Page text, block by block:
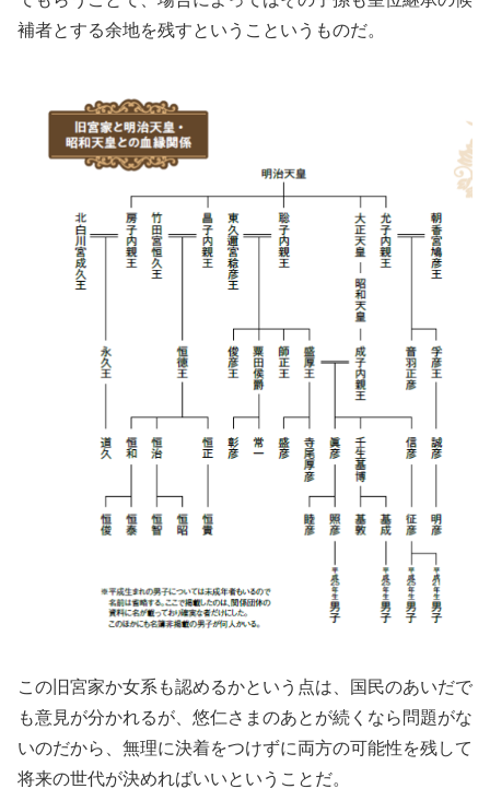
補者とする余地を残すというこというものだ。
この旧宮家か女系も認めるかという点は、国民のあいだで
も意見が分かれるが、悠仁さまのあとが続くなら問題がな
いのだから、無理に決着をつけずに両方の可能性を残して
将来の世代が決めればいいということだ。